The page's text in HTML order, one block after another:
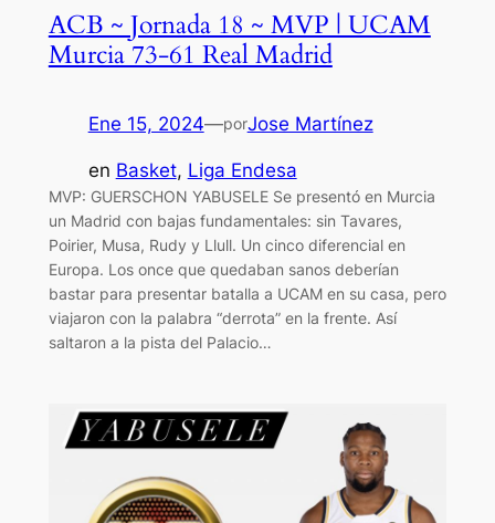
ACB ~ Jornada 18 ~ MVP | UCAM
Murcia 73-61 Real Madrid
Ene 15, 2024—porJose Martínez
en Basket, Liga Endesa
MVP: GUERSCHON YABUSELE Se presentó en Murcia
un Madrid con bajas fundamentales: sin Tavares,
Poirier, Musa, Rudy y Llull. Un cinco diferencial en
Europa. Los once que quedaban sanos deberían
bastar para presentar batalla a UCAM en su casa, pero
viajaron con la palabra “derrota” en la frente. Así
saltaron a la pista del Palacio…